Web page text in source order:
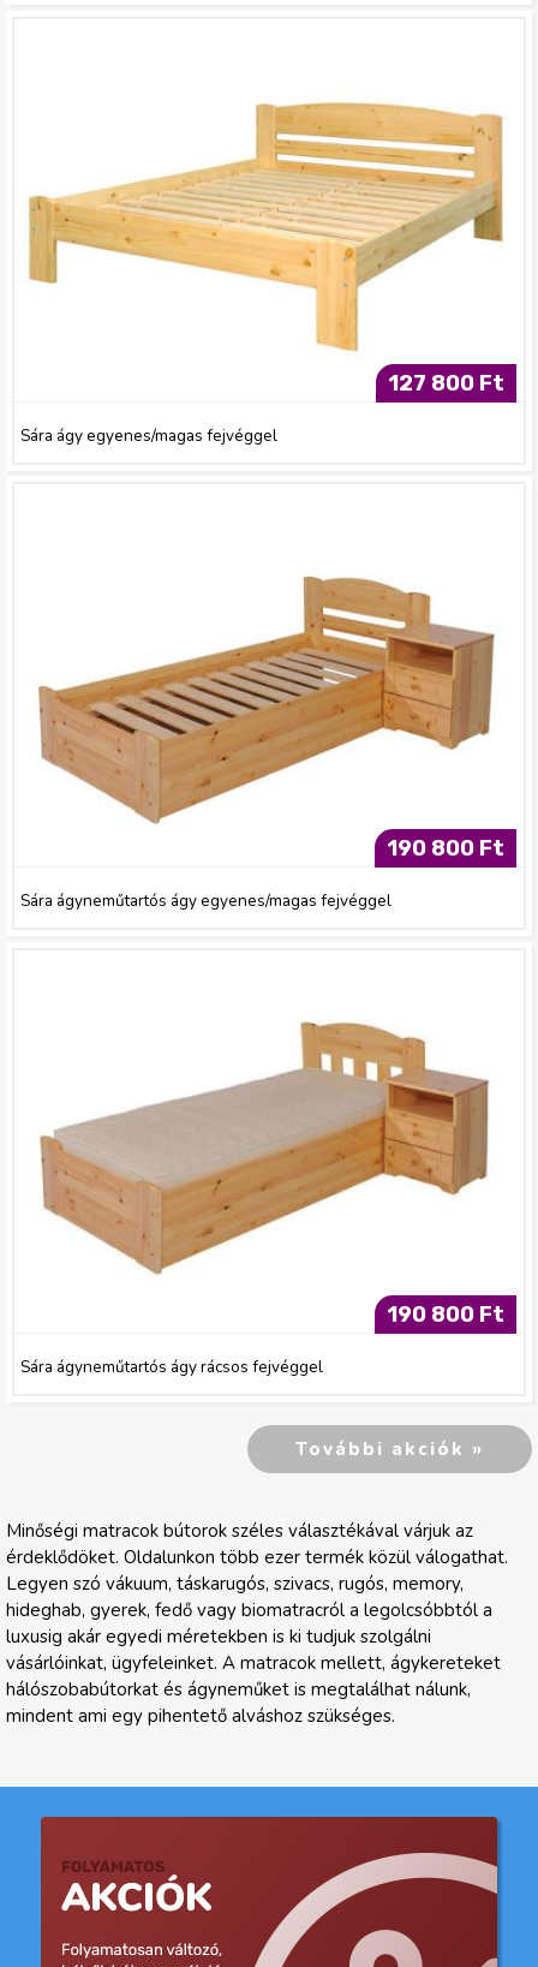
127 800 Ft
Sára ágy egyenes/magas fejvéggel
190 800 Ft
Sára ágyneműtartós ágy egyenes/magas fejvéggel
190 800 Ft
Sára ágyneműtartós ágy rácsos fejvéggel
További akciók »
Minőségi matracok bútorok széles választékával várjuk az
érdeklődöket. Oldalunkon több ezer termék közül válogathat.
Legyen szó vákuum, táskarugós, szivacs, rugós, memory,
hideghab, gyerek, fedő vagy biomatracról a legolcsóbbtól a
luxusig akár egyedi méretekben is ki tudjuk szolgálni
vásárlóinkat, ügyfeleinket. A matracok mellett, ágykereteket
hálószobabútorkat és ágyneműket is megtalálhat nálunk,
mindent ami egy pihentető alváshoz szükséges.